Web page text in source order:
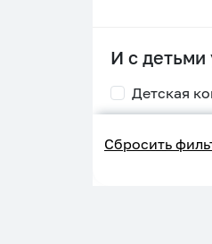
И с детьми
Детская
кормления
Сбросить